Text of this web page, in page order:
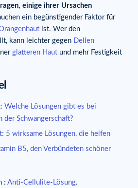
einige ihrer Ursachen
ein begünstigender Faktor für
ist. Wer den
kann leichter gegen Dellen
glatteren Haut und mehr Festigkeit
Welche Lösungen gibt es bei
der Schwangerschaft?
5 wirksame Lösungen, die helfen
B5, den Verbündeten schöner
: Anti-Cellulite-Lösung.